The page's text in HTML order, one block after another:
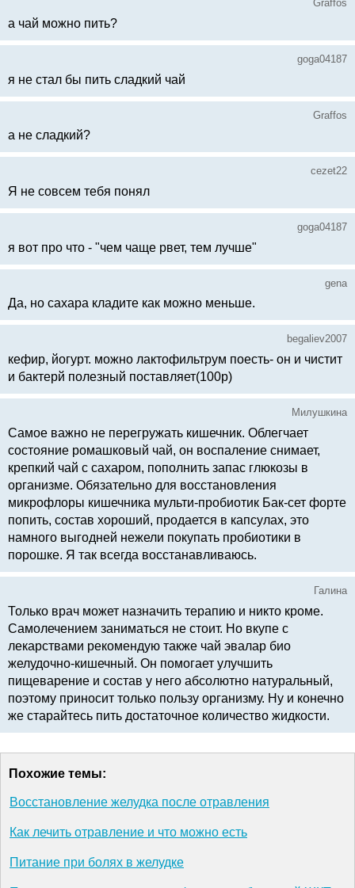
Graffos
а чай можно пить?
goga04187
я не стал бы пить сладкий чай
Graffos
а не сладкий?
cezet22
Я не совсем тебя понял
goga04187
я вот про что - "чем чаще рвет, тем лучше"
gena
Да, но сахара кладите как можно меньше.
begaliev2007
кефир, йогурт. можно лактофильтрум поесть- он и чистит
и бактерй полезный поставляет(100р)
Милушкина
Самое важно не перегружать кишечник. Облегчает
состояние ромашковый чай, он воспаление снимает,
крепкий чай с сахаром, пополнить запас глюкозы в
организме. Обязательно для восстановления
микрофлоры кишечника мульти-пробиотик Бак-сет форте
попить, состав хороший, продается в капсулах, это
намного выгодней нежели покупать пробиотики в
порошке. Я так всегда восстанавливаюсь.
Галина
Только врач может назначить терапию и никто кроме.
Самолечением заниматься не стоит. Но вкупе с
лекарствами рекомендую также чай эвалар био
желудочно-кишечный. Он помогает улучшить
пищеварение и состав у него абсолютно натуральный,
поэтому приносит только пользу организму. Ну и конечно
же старайтесь пить достаточное количество жидкости.
Похожие темы:
Восстановление желудка после отравления
Как лечить отравление и что можно есть
Питание при болях в желудке